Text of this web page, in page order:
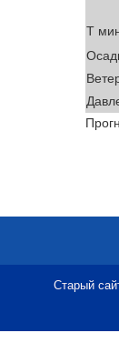
T
Старый